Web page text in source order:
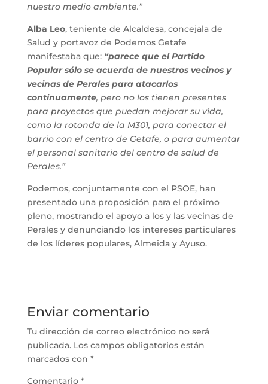
nuestro medio ambiente.”
Alba Leo, teniente de Alcaldesa, concejala de
Salud y portavoz de Podemos Getafe
manifestaba que: “parece que el Partido
Popular sólo se acuerda de nuestros vecinos y
vecinas de Perales para atacarlos
continuamente, pero no los tienen presentes
para proyectos que puedan mejorar su vida,
como la rotonda de la M301, para conectar el
barrio con el centro de Getafe, o para aumentar
el personal sanitario del centro de salud de
Perales.”
Podemos, conjuntamente con el PSOE, han
presentado una proposición para el próximo
pleno, mostrando el apoyo a los y las vecinas de
Perales y denunciando los intereses particulares
de los líderes populares, Almeida y Ayuso.
Enviar comentario
Tu dirección de correo electrónico no será
publicada. Los campos obligatorios están
marcados con *
Comentario *